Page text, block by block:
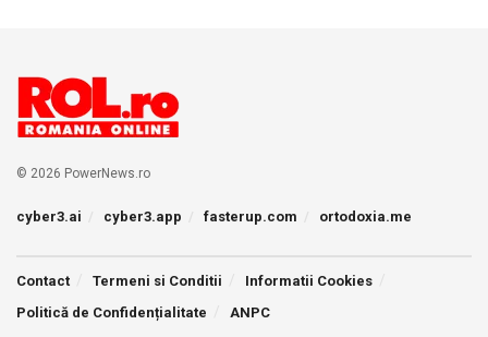
© 2026 PowerNews.ro
cyber3.ai cyber3.app fasterup.com ortodoxia.me
Contact Termeni si Conditii
Informatii Cookies
Politică de Confidențialitate
ANPC